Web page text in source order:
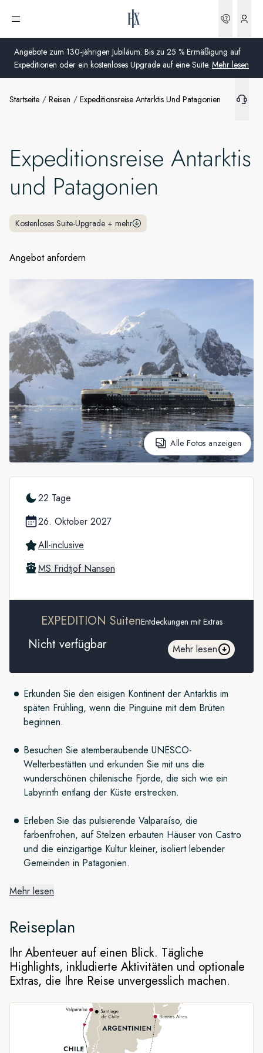
Angebote zum 130-jährigen Jubiläum: Bis zu 25 % Ermäßigung auf
Expeditionen oder ein kostenloses Upgrade auf eine Suite. Mehr lesen
Menü öffnen
Deutschland
Vereinigtes Königreich (England, Schottland, Wales
und Nordirland)
USA
Deutschland
Frankreich
Dänemark
Norwegen
Global
Startseite Reisen Expeditionsreise Antarktis Und Patagonien
Expeditionsreise Antarktis
und Patagonien
Kostenloses Suite-Upgrade + mehr
Angebot anfordern
Alle Fotos anzeigen
Erkunden Sie den eisigen Kontinent der Antarktis im
späten Frühling, wenn die Pinguine mit dem Brüten
beginnen.
Besuchen Sie atemberaubende UNESCO-
Welterbestätten und erkunden Sie mit uns die
wunderschönen chilenische Fjorde, die sich wie ein
Labyrinth entlang der Küste erstrecken.
Erleben Sie das pulsierende Valparaíso, die
farbenfrohen, auf Stelzen erbauten Häuser von Castro
und die einzigartige Kultur kleiner, isoliert lebender
Gemeinden in Patagonien.
farbenfrohePalafitos– auf Stelzen erbaute Häuser – mit
ihrem rustikalen Charme bezaubern. Genießen Sie auf der
Weiterfahrt durch die chilenischen Fjorde und malerischen
Eislandschaften und halten Sie Ausschau nach Wildtieren.
Auf dem Weg können Sie beim Besuch kleiner, isoliert
lebender Gemeinden einen Einblick in das Leben an einem
Mehr lesen
22 Tage
26. Oktober 2027
All-inclusive
MS Fridtjof Nansen
EXPEDITION SuitenEntdeckungen mit Extras
Nicht verfügbar Mehr lesen
Reiseplan
Ihr Abenteuer auf einen Blick. Tägliche
Highlights, inkludierte Aktivitäten und optionale
Extras, die Ihre Reise unvergesslich machen.